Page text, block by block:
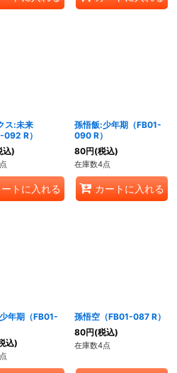
ス:未来
092 R）
込)
トに入れる
孫悟飯:少年期（FB01-
090 R）
80円(税込)
在庫数4点
カートに入れる
年期（FB01-
込)
孫悟空（FB01-087 R）
80円(税込)
在庫数4点